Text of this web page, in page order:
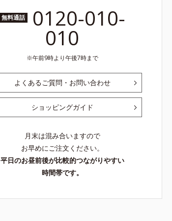
無料通話 0120-010-
010
午前9時より午後7時まで
よくあるご質問・お問い合わせ
ショッピングガイド
月末は混み合いますので
お早めにご注文ください。
平日のお昼前後が比較的つながりやすい
時間帯です。